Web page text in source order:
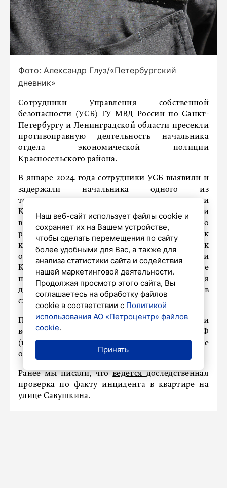
Фото: Александр Глуз/«Петербургский
дневник»
Сотрудники Управления собственной
безопасности (УСБ) ГУ МВД России по Санкт-
Петербургу и Ленинградской области пресекли
противоправную деятельность начальника
отдела экономической полиции
Красносельского района.
В январе 2024 года сотрудники УСБ выявили и
задержали начальника одного из
территориальных отделов полиции
Красносельского района при получении взятки
в размере 195 тысяч рублей. В ходе дальнейшего
расследования было установлено, что к
коррупционной схеме причастен начальник
отдела экономической полиции
Красносельского района, который также
получал взятки от этого же человека. 6 мая
данный сотрудник был задержан и доставлен в
следственные органы.
По материалам полицейской проверки
возбуждено уголовное дело по статье 290 УК РФ
(получение взятки). Проводятся дальнейшие
оперативно-следственные мероприятия.
Ранее мы писали, чтоведется доследственная
проверка по факту инцидента в квартире на
улице Савушкина.
Наш веб-сайт использует файлы cookie и
сохраняет их на Вашем устройстве,
чтобы сделать перемещения по сайту
более удобными для Вас, а также для
анализа статистики сайта и содействия
нашей маркетинговой деятельности.
Продолжая просмотр этого сайта, Вы
соглашаетесь на обработку файлов
cookie в соответствии с Политикой
использования АО «Петроцентр» файлов
cookie.
Принять